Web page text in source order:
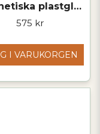
Magnetiska plastglas | WINE
575 kr
I VARUKORGEN